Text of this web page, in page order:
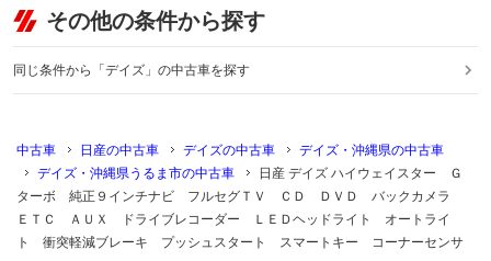
その他の条件から探す
同じ条件から「デイズ」の中古車を探す
中古車 日産の中古車 デイズの中古車
デイズ・沖縄県の中古車
デイズ・沖縄県うるま市の中古車
日産 デイズ ハイウェイスター Ｇ
ターボ 純正９インチナビ フルセグＴＶ ＣＤ ＤＶＤ バックカメラ
ＥＴＣ ＡＵＸ ドライブレコーダー ＬＥＤヘッドライト オートライ
ト 衝突軽減ブレーキ プッシュスタート スマートキー コーナーセンサ